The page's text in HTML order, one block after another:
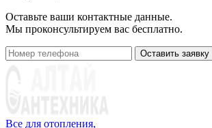
Оставьте ваши контактные данные.
Мы проконсультируем вас бесплатно.
Оставить заявку
Все для отопления,